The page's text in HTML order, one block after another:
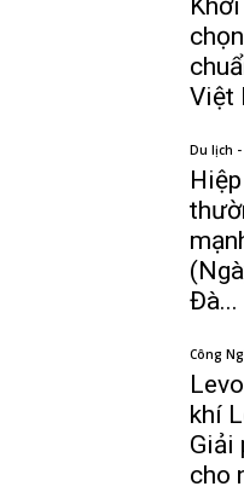
Việt
Du lịch
Đà...
Công
khí
Giải
cho